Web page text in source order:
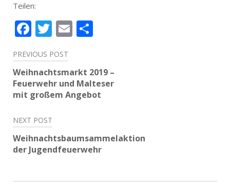
Teilen:
Facebook
Twitter
Email
Beitragsnavigation
PREVIOUS POST
Weihnachtsmarkt 2019 –
Feuerwehr und Malteser
mit großem Angebot
NEXT POST
Weihnachtsbaumsammelaktion
der Jugendfeuerwehr